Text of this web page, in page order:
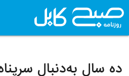
ده سال به‌دنبال